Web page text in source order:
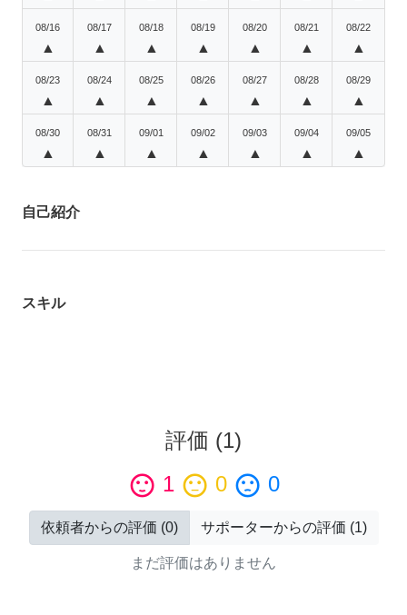
08/16
▲
08/17
▲
08/18
▲
08/19
▲
08/20
▲
08/21
▲
08/22
▲
08/23
▲
08/24
▲
08/25
▲
08/26
▲
08/27
▲
08/28
▲
08/29
▲
08/30
▲
08/31
▲
09/01
▲
09/02
▲
09/03
▲
09/04
▲
09/05
▲
自己紹介
スキル
評価 (1)
sentiment_satisfied 1 sentiment_neutral 0 sentiment_dissatisfied 0
依頼者からの評価 (0) サポーターからの評価 (1)
まだ評価はありません